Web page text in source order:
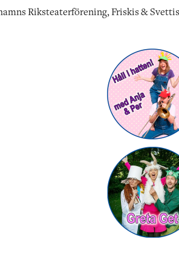
Riksteaterförening, Friskis &